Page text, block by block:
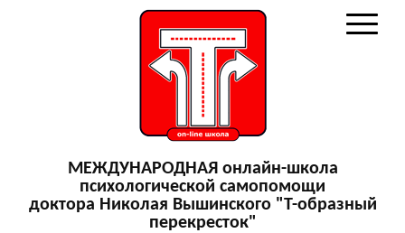
МЕЖДУНАРОДНАЯ онлайн-школа
психологической самопомощи
доктора Николая Вышинского "Т-образный
перекресток"